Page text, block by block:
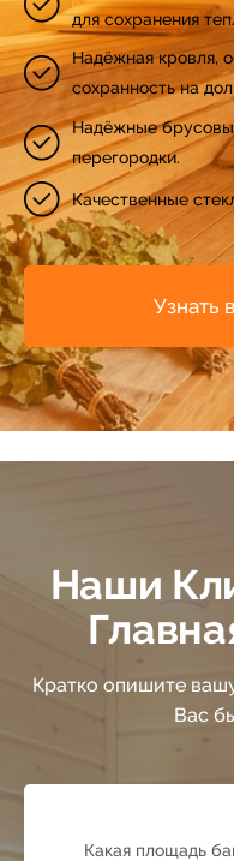
для сохранения
Надёжная кровля,
сохранность на
Надёжные
перегородки.
Качественные
Узнать
Наши
Кратко опишите
Вас
Какая площадь